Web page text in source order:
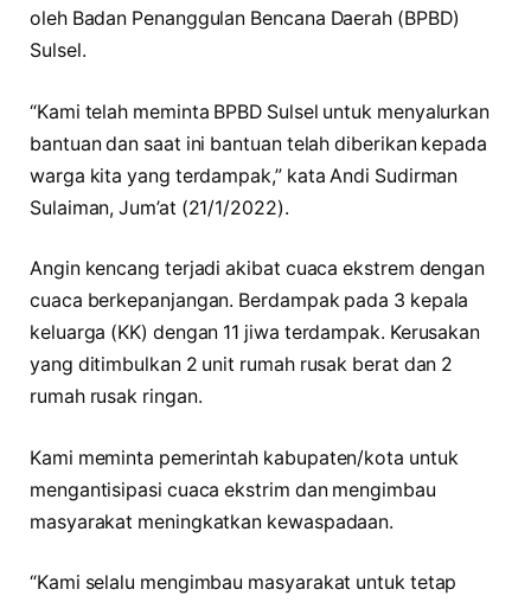
oleh Badan Penanggulan Bencana Daerah (BPBD)
Sulsel.
“Kami telah meminta BPBD Sulsel untuk menyalurkan
bantuan dan saat ini bantuan telah diberikan kepada
warga kita yang terdampak,” kata Andi Sudirman
Sulaiman, Jum’at (21/1/2022).
Angin kencang terjadi akibat cuaca ekstrem dengan
cuaca berkepanjangan. Berdampak pada 3 kepala
keluarga (KK) dengan 11 jiwa terdampak. Kerusakan
yang ditimbulkan 2 unit rumah rusak berat dan 2
rumah rusak ringan.
Kami meminta pemerintah kabupaten/kota untuk
mengantisipasi cuaca ekstrim dan mengimbau
masyarakat meningkatkan kewaspadaan.
“Kami selalu mengimbau masyarakat untuk tetap